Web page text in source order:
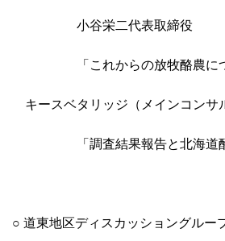
小谷栄二代表取締役
「これからの放牧酪農につ
キースベタリッジ（メインコンサ
「調査結果報告と北海道酪
○ 道東地区ディスカッショングルー